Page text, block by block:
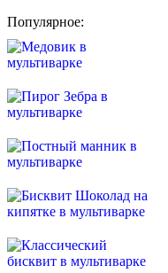
Популярное: